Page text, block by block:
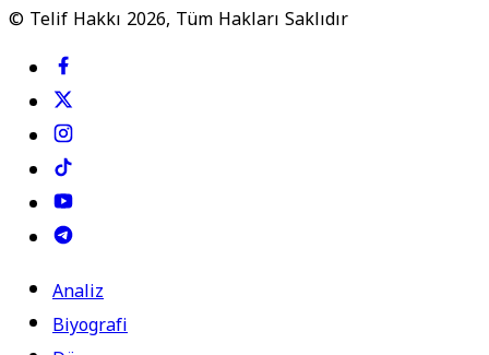
© Telif Hakkı 2026, Tüm Hakları Saklıdır
Analiz
Biyografi